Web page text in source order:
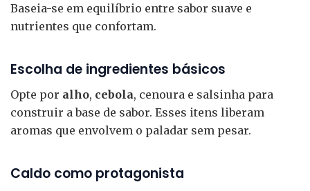
Baseia-se em equilíbrio entre sabor suave e
nutrientes que confortam.
Escolha de ingredientes básicos
Opte por alho, cebola, cenoura e salsinha para
construir a base de sabor. Esses itens liberam
aromas que envolvem o paladar sem pesar.
Caldo como protagonista